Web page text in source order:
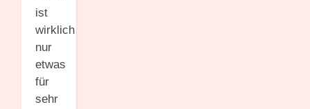
ist
wirklich
nur
etwas
für
sehr